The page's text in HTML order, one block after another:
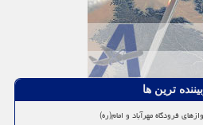
ترین ها
فرودگاه مهرآباد و امام(ره)